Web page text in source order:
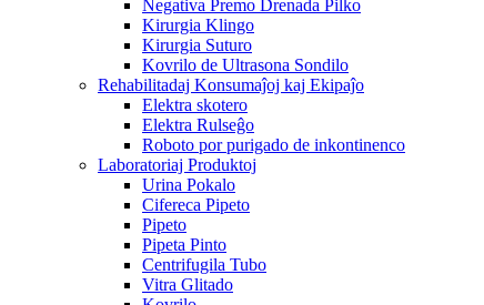
Negativa Premo Drenada Pilko
Kirurgia Klingo
Kirurgia Suturo
Kovrilo de Ultrasona Sondilo
Rehabilitadaj Konsumaĵoj kaj Ekipaĵo
Elektra skotero
Elektra Rulseĝo
Roboto por purigado de inkontinenco
Laboratoriaj Produktoj
Urina Pokalo
Cifereca Pipeto
Pipeto
Pipeta Pinto
Centrifugila Tubo
Vitra Glitado